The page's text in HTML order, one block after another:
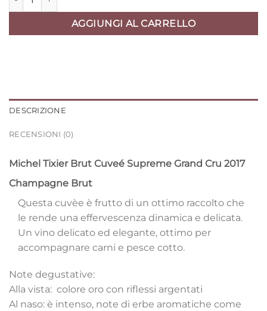
AGGIUNGI AL CARRELLO
DESCRIZIONE
RECENSIONI (0)
Michel Tixier Brut Cuveé Supreme Grand Cru 2017
Champagne Brut
Questa cuvèe è frutto di un ottimo raccolto che
le rende una effervescenza dinamica e delicata.
Un vino delicato ed elegante, ottimo per
accompagnare carni e pesce cotto.
Note degustative:
Alla vista: colore oro con riflessi argentati
Al naso: è intenso, note di erbe aromatiche come